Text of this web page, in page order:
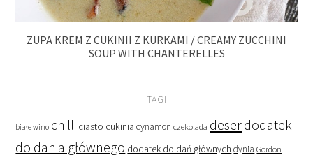
ZUPA KREM Z CUKINII Z KURKAMI / CREAMY ZUCCHINI
SOUP WITH CHANTERELLES
TAGI
białe wino chilli ciasto cukinia cynamon czekolada deserdodatek
do dania głównego dodatek do dań głównych dynia Gordon